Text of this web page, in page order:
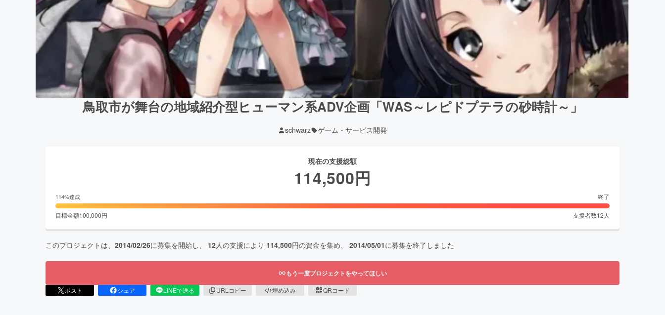
鳥取市が舞台の地域紹介型ヒューマン系ADV企画「WAS～レピドプテラの砂時計～」
schwarz ゲーム・サービス開発
現在の支援総額
114,500円
114%達成 終了
目標金額100,000円 支援者数12 人
このプロジェクトは、 2014/02/26に募集を開始し、 12人の支援により 114,500円の資金を集め、 2014/05/01に募集を終了しました
もう一度プロジェクトをやってほしい
ポスト シェア LINEで送る URLコピー 埋め込み QRコード